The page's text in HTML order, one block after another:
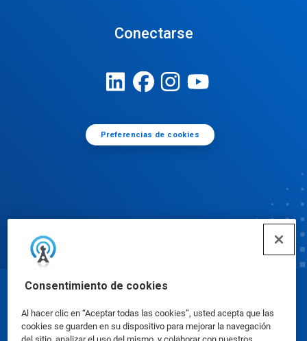
Consentimiento de cookies
Al hacer clic en “Aceptar todas las cookies”, usted acepta que las
cookies se guarden en su dispositivo para mejorar la navegación
Conectarse
Preferencias de cookies